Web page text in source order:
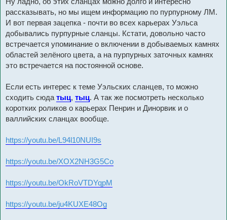
рассказывать, но мы ищем информацию по пурпурному ЛМ.
И вот первая зацепка - почти во всех карьерах Уэльса
добывались пурпурные сланцы. Кстати, довольно часто
встречается упоминание о включении в добываемых камнях
областей зелёного цвета, а на пурпурных заточных камнях
это встречается на постоянной основе.
Если есть интерес к теме Уэльских сланцев, то можно
сходить сюда тыц, тыц. А так же посмотреть несколько
коротких роликов о карьерах Пенрин и Динорвик и о
валлийских сланцах вообще.
https://youtu.be/L94l10NUI9s
https://youtu.be/XOX2NH3G5Co
https://youtu.be/OkRoVTDYqpM
https://youtu.be/ju4KUXE48Og